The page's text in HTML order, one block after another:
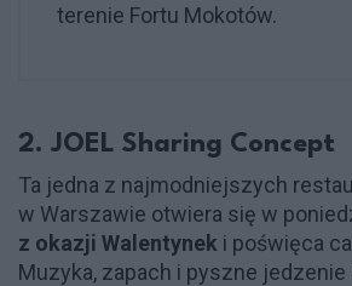
terenie Fortu Mokotów.
2. JOEL Sharing Concept
Ta jedna z najmodniejszych
w Warszawie otwiera się w
z okazji Walentynek i poświęca
Muzyka, zapach i pyszne